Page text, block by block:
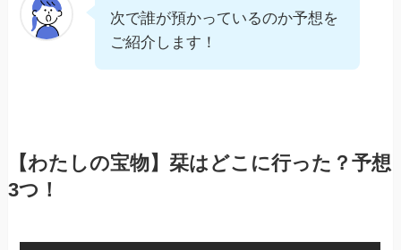
次で誰が預かっているのか予想を
ご紹介します！
【わたしの宝物】栞はどこに行った？予想
3つ！